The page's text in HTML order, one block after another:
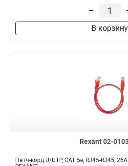
–
В корзину
Rexant 02-
Патч-корд U/UTP, CAT 5e, RJ45-RJ45,